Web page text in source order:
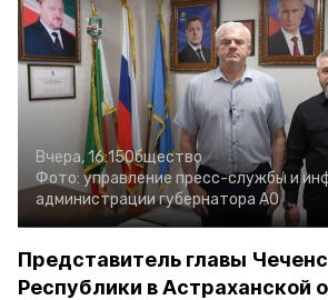
Вчера, 16:15Общество
Фото: управление пресс-службы и
администрации губернатора АО
Представитель главы
Республики в Астраханской